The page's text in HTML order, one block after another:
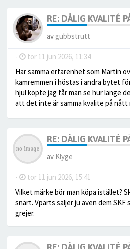
RE: DÅLIG KVALITÉ
av gubbstrutt
- tor 11 jun 2026, 11:34
Har samma erfarenhet som Martin
kamremmen i höstas i andra bytet
hjul köpte jag får man se hur länge
att det inte är samma kvalite på
RE: DÅLIG KVALITÉ
av Klyge
- tor 11 jun 2026, 15:41
Vilket märke bör man köpa istället?
snart. Vparts säljer ju även dem SKF
grejer.
RE: DÅLIG KVALITÉ